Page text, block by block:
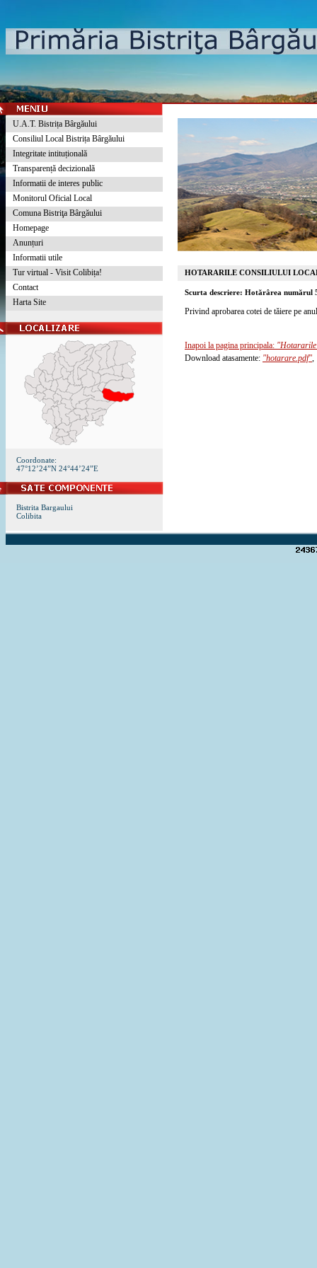
U.A.T. Bistrița Bârgăului
Consiliul Local Bistrița Bârgăului
Integritate intituțională
Transparență decizională
Informatii de interes public
Monitorul Oficial Local
Comuna Bistriţa Bârgăului
Homepage
Anunțuri
Informatii utile
Tur virtual - Visit Colibița!
Contact
Harta Site
Coordonate:
47°12’24”N 24°44’24”E
Bistrita Bargaului
Colibita
HOTARARILE CONSILIULUI
Scurta descriere: Hotărârea numărul
Privind aprobarea cotei de tăiere pe
Inapoi la pagina principala:
Download atasamente: "hotarare.pdf",